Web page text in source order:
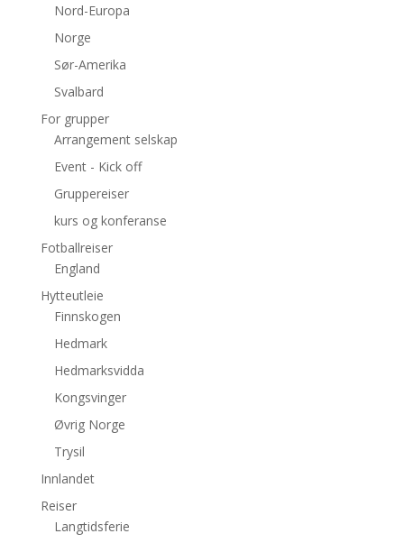
Nord-Europa
Norge
Sør-Amerika
Svalbard
For grupper
Arrangement selskap
Event - Kick off
Gruppereiser
kurs og konferanse
Fotballreiser
England
Hytteutleie
Finnskogen
Hedmark
Hedmarksvidda
Kongsvinger
Øvrig Norge
Trysil
Innlandet
Reiser
Langtidsferie